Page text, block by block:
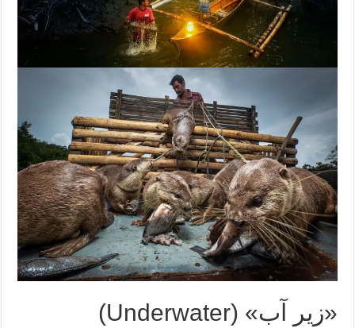
«زیر آب» (Underwater)